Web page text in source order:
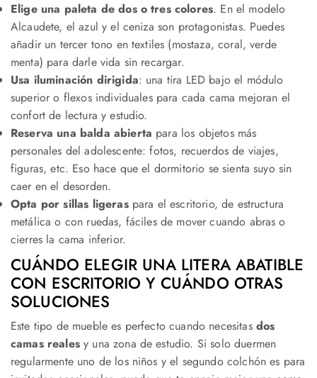
Elige una paleta de dos o tres colores. En el modelo
Alcaudete, el azul y el ceniza son protagonistas. Puedes
añadir un tercer tono en textiles (mostaza, coral, verde
menta) para darle vida sin recargar.
Usa iluminación dirigida: una tira LED bajo el módulo
superior o flexos individuales para cada cama mejoran el
confort de lectura y estudio.
Reserva una balda abierta para los objetos más
personales del adolescente: fotos, recuerdos de viajes,
figuras, etc. Eso hace que el dormitorio se sienta suyo sin
caer en el desorden.
Opta por sillas ligeraspara el escritorio, de estructura
metálica o con ruedas, fáciles de mover cuando abras o
cierres la cama inferior.
CUÁNDO ELEGIR UNA LITERA ABATIBLE
CON ESCRITORIO Y CUÁNDO OTRAS
SOLUCIONES
Este tipo de mueble es perfecto cuando necesitas dos
camas realesy una zona de estudio. Si solo duermen
regularmente uno de los niños y el segundo colchón es para